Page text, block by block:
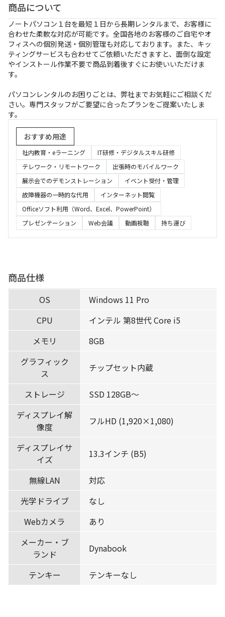
会社概要
かんたん見積もり
050-3135-2199
受付時間 9：00〜17：30（土日祝休）
商品について
ノートパソコン１台を最短１日から長期レンタルまで、お客様に
合わせた柔軟な対応が可能です。全国各地のお客様のご自宅やオ
フィスへの個別発送・個別管理も対応しております。また、キッ
ティングサービスも合わせてご依頼いただきますと、面倒な設定
やインストール作業不要で商品到着後すぐにお使いいただけま
す。
パソコンレンタルのお困りごとは、弊社までお気軽にご相談くだ
さい。専門スタッフがご要望に合ったプランをご提案いたしま
す。
おすすめ用途
社内教育・eラーニング
IT研修・デジタルスキル研修
テレワーク・リモートワーク
出張時のモバイルワーク
展示会でのデモンストレーション
イベント受付・管理
故障機器の一時的な代用
インターネット閲覧
Officeソフト利用（Word、Excel、PowerPoint）
プレゼンテーション
Web会議 動画視聴 持ち運び
商品仕様
OS
Windows 11 Pro
CPU
インテル 第8世代 Core i5
メモリ
8GB
グラフィック
ス
チップセット内蔵
ストレージ
SSD 128GB〜
ディスプレイ解
像度
フルHD (1,920×1,080)
ディスプレイサ
イズ
13.3インチ (B5)
無線LAN
対応
光学ドライブ
なし
Webカメラ
あり
メーカー・ブ
ランド
Dynabook
テンキー テンキーなし